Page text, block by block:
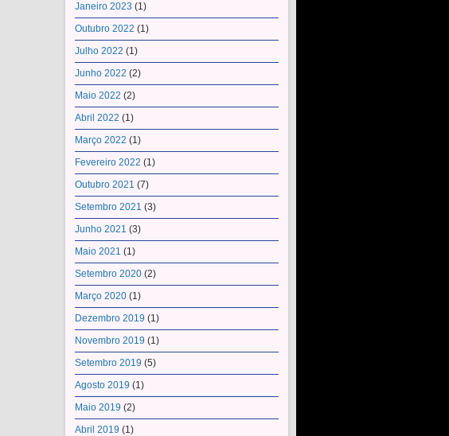
Janeiro 2023 (1)
Outubro 2022 (1)
Julho 2022 (1)
Junho 2022 (2)
Maio 2022 (2)
Abril 2022 (1)
Março 2022 (1)
Fevereiro 2022 (1)
Outubro 2021 (7)
Setembro 2021 (3)
Junho 2021 (3)
Maio 2021 (1)
Setembro 2020 (2)
Março 2020 (1)
Dezembro 2019 (1)
Novembro 2019 (1)
Setembro 2019 (5)
Agosto 2019 (1)
Maio 2019 (2)
Abril 2019 (1)